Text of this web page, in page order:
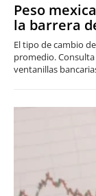
Peso
la barrera
El tipo de cambio
promedio.
ventanillas